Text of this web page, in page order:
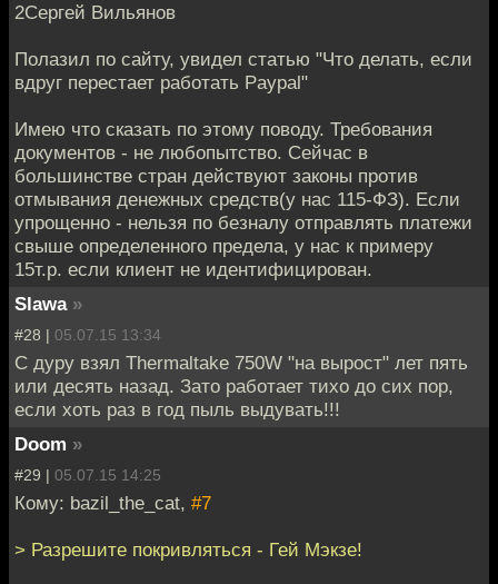
2Сергей Вильянов
Полазил по сайту, увидел статью "Что делать, если
вдруг перестает работать Paypal"
Имею что сказать по этому поводу. Требования
документов - не любопытство. Сейчас в
большинстве стран действуют законы против
отмывания денежных средств(у нас 115-ФЗ). Если
упрощенно - нельзя по безналу отправлять платежи
свыше определенного предела, у нас к примеру
15т.р. если клиент не идентифицирован.
Slawa »
#28 | 05.07.15 13:34
С дуру взял Thermaltake 750W "на вырост" лет пять
или десять назад. Зато работает тихо до сих пор,
если хоть раз в год пыль выдувать!!!
Doom »
#29 | 05.07.15 14:25
Кому: bazil_the_cat, #7
> Разрешите покривляться - Гей Мэкзе!